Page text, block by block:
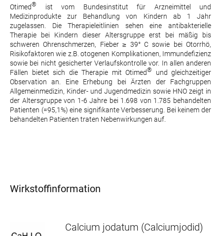
Otimed®
ist vom Bundesinstitut für Arzneimittel und
Medizinprodukte zur Behandlung von Kindern ab 1 Jahr
zugelassen. Die Therapieleitlinien sehen eine antibakterielle
Therapie bei Kindern dieser Altersgruppe erst bei mäßig bis
schweren Ohrenschmerzen, Fieber ≥ 39° C sowie bei Otorrhö,
Risikofaktoren wie z.B. otogenen Komplikationen, Immundefizienz
sowie bei nicht gesicherter Verlaufskontrolle vor. In allen anderen
Fällen bietet sich die Therapie mit Otimed®
und gleichzeitiger
Observation an. Eine Erhebung bei Ärzten der Fachgruppen
Allgemeinmedizin, Kinder- und Jugendmedizin sowie HNO zeigt in
der Altersgruppe von 1-6 Jahre bei 1.698 von 1.785 behandelten
Patienten (=95,1%) eine signifikante Verbesserung. Bei keinem der
behandelten Patienten traten Nebenwirkungen auf.
Wirkstoffinformation
Calcium jodatum (Calciumjodid)